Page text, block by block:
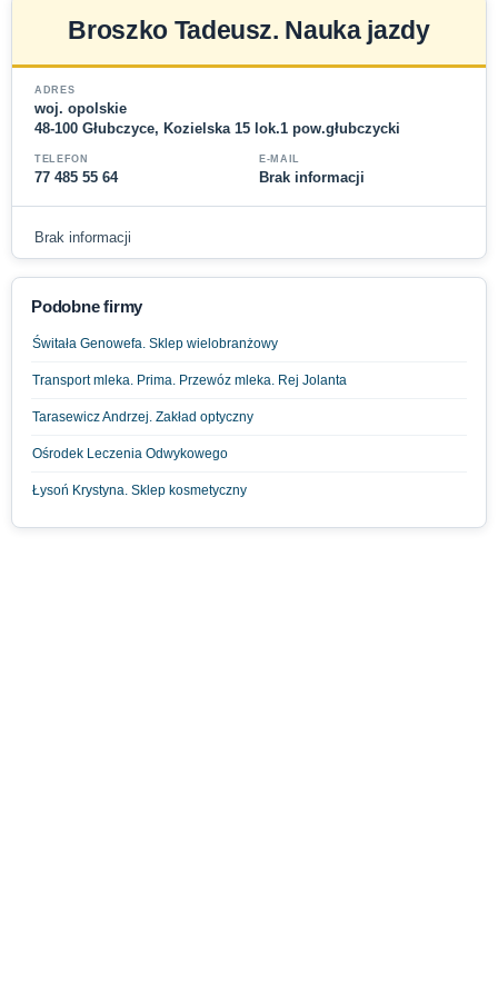
Broszko Tadeusz. Nauka jazdy
ADRES
woj. opolskie
48-100 Głubczyce, Kozielska 15 lok.1 pow.głubczycki
TELEFON
77 485 55 64
E-MAIL
Brak informacji
Brak informacji
Podobne firmy
Świtała Genowefa. Sklep wielobranżowy
Transport mleka. Prima. Przewóz mleka. Rej Jolanta
Tarasewicz Andrzej. Zakład optyczny
Ośrodek Leczenia Odwykowego
Łysoń Krystyna. Sklep kosmetyczny